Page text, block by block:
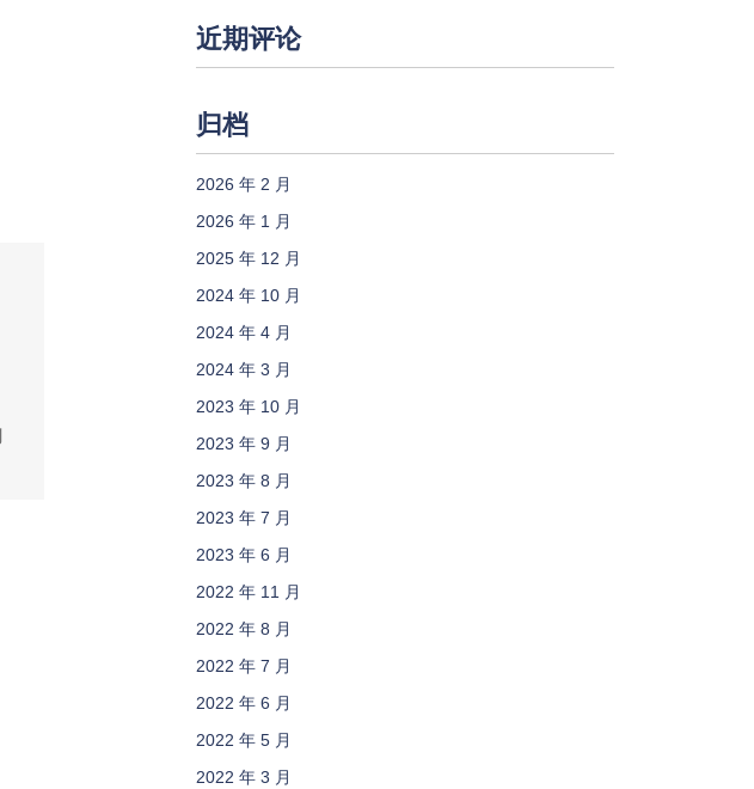
近期评论
归档
2026 年 2 月
2026 年 1 月
2025 年 12 月
2024 年 10 月
2024 年 4 月
2024 年 3 月
2023 年 10 月
2023 年 9 月
2023 年 8 月
2023 年 7 月
2023 年 6 月
2022 年 11 月
2022 年 8 月
2022 年 7 月
2022 年 6 月
2022 年 5 月
2022 年 3 月